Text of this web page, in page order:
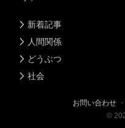
新着記事
人間関係
どうぶつ
社会
お問い合わせ ・
©